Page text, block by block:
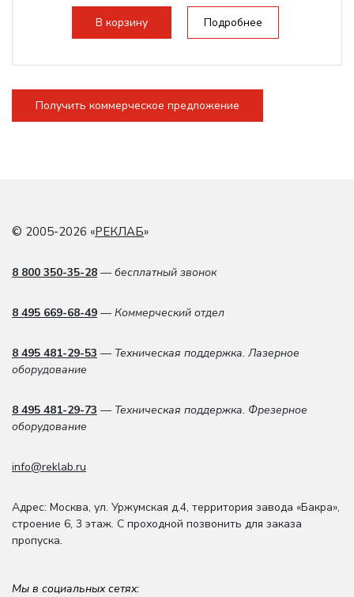
В корзину Подробнее
Получить коммерческое предложение
© 2005-2026 «РЕКЛАБ»
8 800 350-35-28 — бесплатный звонок
8 495 669-68-49 — Коммерческий отдел
8 495 481-29-53 — Техническая поддержка. Лазерное
оборудование
8 495 481-29-73 — Техническая поддержка. Фрезерное
оборудование
info@reklab.ru
Адрес: Москва, ул. Уржумская д.4, территория завода «Бакра»,
строение 6, 3 этаж. С проходной позвонить для заказа
пропуска.
Мы в социальных сетях: